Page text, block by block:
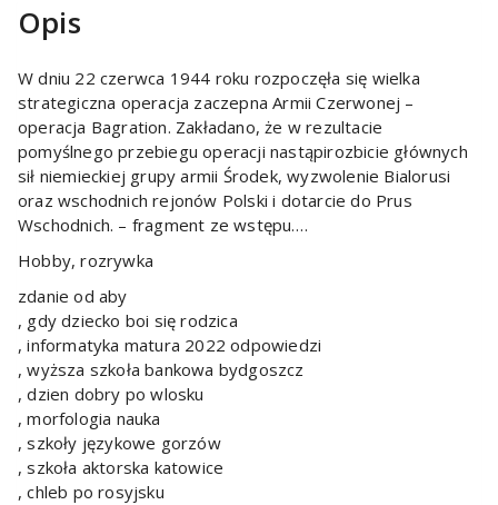
Opis
W dniu 22 czerwca 1944 roku rozpoczęła się wielka
strategiczna operacja zaczepna Armii Czerwonej –
operacja Bagration. Zakładano, że w rezultacie
pomyślnego przebiegu operacji nastąpirozbicie głównych
sił niemieckiej grupy armii Środek, wyzwolenie Bialorusi
oraz wschodnich rejonów Polski i dotarcie do Prus
Wschodnich. – fragment ze wstępu….
Hobby, rozrywka
zdanie od aby
, gdy dziecko boi się rodzica
, informatyka matura 2022 odpowiedzi
, wyższa szkoła bankowa bydgoszcz
, dzien dobry po wlosku
, morfologia nauka
, szkoły językowe gorzów
, szkoła aktorska katowice
, chleb po rosyjsku